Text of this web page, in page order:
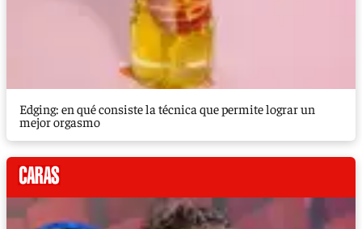
Edging: en qué consiste la técnica que permite lograr un
mejor orgasmo